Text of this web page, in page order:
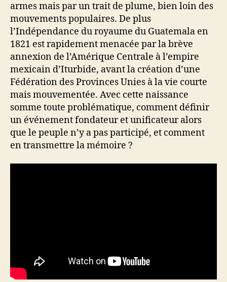
armes mais par un trait de plume, bien loin des
mouvements populaires. De plus
l’Indépendance du royaume du Guatemala en
1821 est rapidement menacée par la brève
annexion de l’Amérique Centrale à l’empire
mexicain d’Iturbide, avant la création d’une
Fédération des Provinces Unies à la vie courte
mais mouvementée. Avec cette naissance
somme toute problématique, comment définir
un événement fondateur et unificateur alors
que le peuple n’y a pas participé, et comment
en transmettre la mémoire ?